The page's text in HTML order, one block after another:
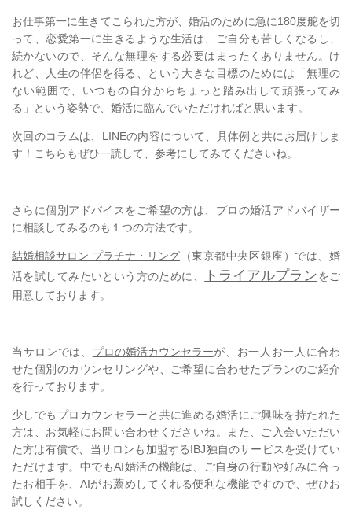
お仕事第一に生きてこられた方が、婚活のために急に180度舵を切
って、恋愛第一に生きるような生活は、ご自分も苦しくなるし、
続かないので、そんな無理をする必要はまったくありません。け
れど、人生の伴侶を得る、という大きな目標のためには「無理の
ない範囲で、いつもの自分からちょっと踏み出して頑張ってみ
る」という姿勢で、婚活に臨んでいただければと思います。
次回のコラムは、LINEの内容について、具体例と共にお届けしま
す！こちらもぜひ一読して、参考にしてみてくださいね。
さらに個別アドバイスをご希望の方は、プロの婚活アドバイザー
に相談してみるのも１つの方法です。
結婚相談サロン プラチナ・リング （東京都中央区銀座） では、婚
活を試してみたいという方のために、
トライアルプランをご
用意しております。
当サロンでは、 プロの婚活カウンセラーが、お一人お一人に合わ
せた個別のカウンセリングや、ご希望に合わせたプランのご紹介
を行っております。
少しでもプロカウンセラーと共に進める婚活にご興味を持たれた
方は、お気軽にお問い合わせくださいね。
また、ご入会いただい
た方は有償で、当サロンも加盟するIBJ独自のサービスを受けてい
ただけます。中でもAI婚活の機能は、ご自身の行動や好みに合っ
たお相手を、AIがお薦めしてくれる便利な機能ですので、ぜひお
試しください。